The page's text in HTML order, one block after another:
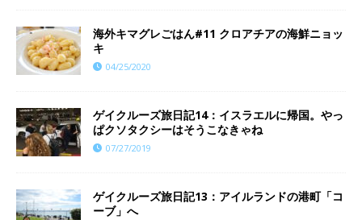
海外キマグレごはん#11 クロアチアの海鮮ニョッ
キ
04/25/2020
ゲイクルーズ旅日記14：イスラエルに帰国。やっ
ぱクソタクシーはそうこなきゃね
07/27/2019
ゲイクルーズ旅日記13：アイルランドの港町「コ
ーブ」へ